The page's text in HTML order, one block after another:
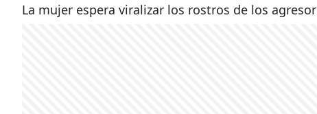
La mujer espera viralizar los rostros de los